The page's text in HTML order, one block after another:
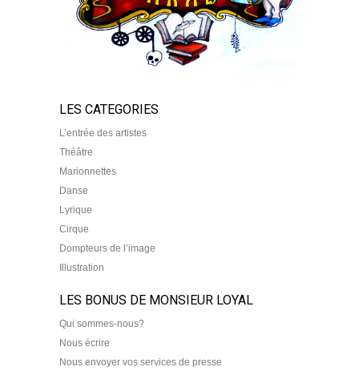
LES CATEGORIES
L’entrée des artistes
Théâtre
Marionnettes
Danse
Lyrique
Cirque
Dompteurs de l’image
Illustration
LES BONUS DE MONSIEUR LOYAL
Qui sommes-nous?
Nous écrire
Nous envoyer vos services de presse